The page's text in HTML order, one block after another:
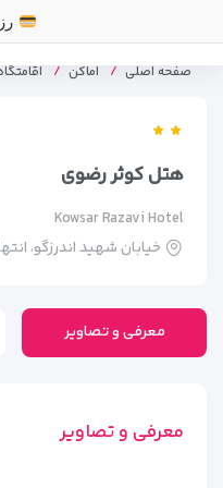
رزرو تورهای
صفحه اصلی اماکن
هتل کوثر رضوی
Kowsar Razavi Hotel
خیابان شهید اندرزگو، انتهای اندرزگو
معرفی و تصاویر
معرفی و تصاویر